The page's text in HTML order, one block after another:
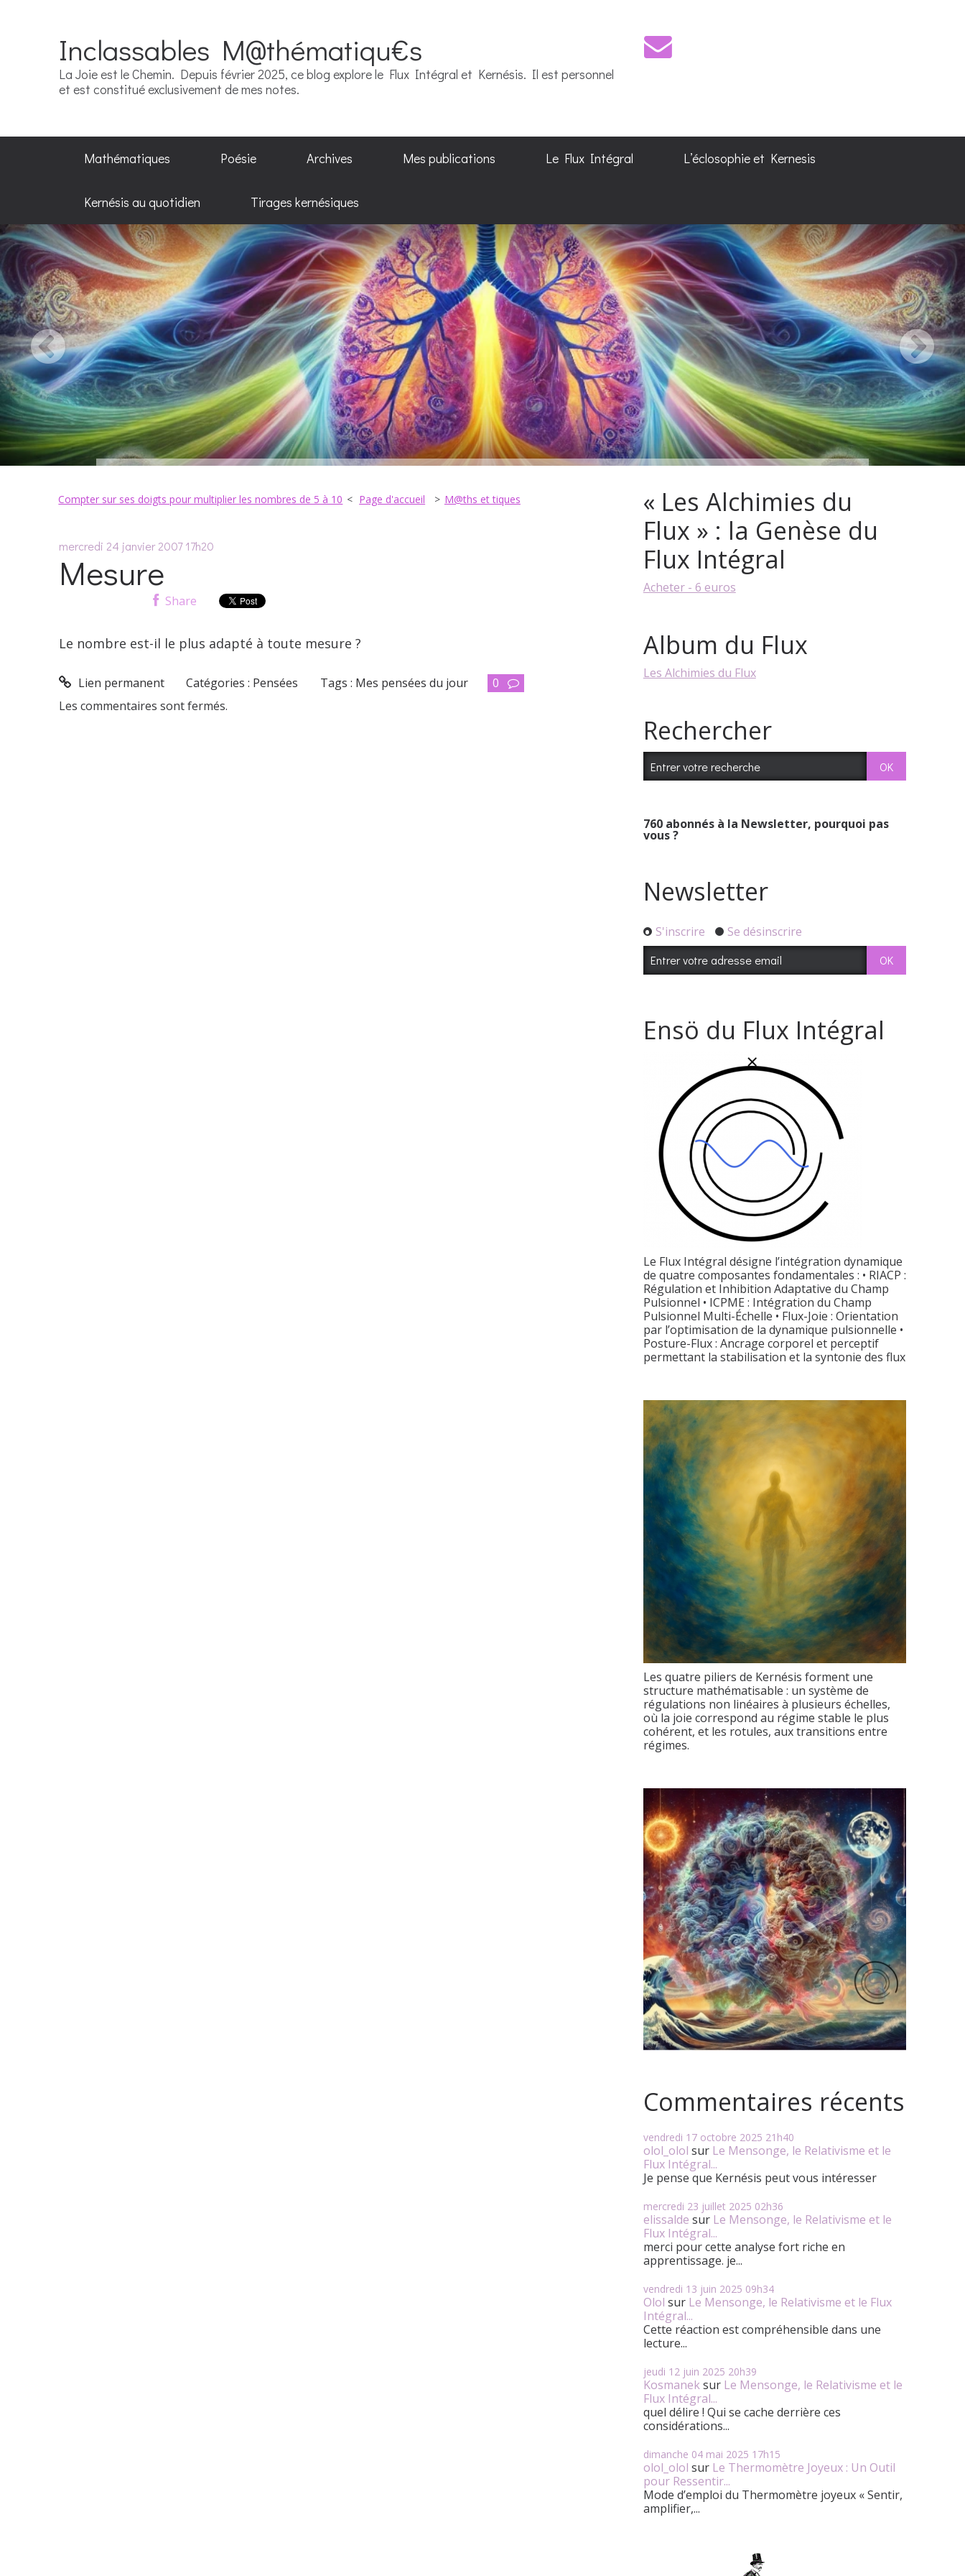
Inclassables M@thématiqu€s
La Joie est le Chemin. Depuis février 2025, ce blog explore le Flux Intégral et Kernésis. Il est personnel
et est constitué exclusivement de mes notes.
Mathématiques Poésie Archives Mes publications Le Flux Intégral L’éclosophie et Kernesis
Kernésis au quotidien Tirages kernésiques
Compter sur ses doigts pour multiplier les nombres de 5 à 10 Page d'accueil M@ths et tiques
mercredi 24 janvier 2007 17h20
Mesure
Share
Le nombre est-il le plus adapté à toute mesure ?
Lien permanent Catégories : Pensées Tags : Mes pensées du jour
0
Les commentaires sont fermés.
« Les Alchimies du
Flux » : la Genèse du
Flux Intégral
Acheter - 6 euros
Album du Flux
Les Alchimies du Flux
Rechercher
760abonnés à la Newsletter, pourquoi pas
vous ?
Newsletter
S'inscrire Se désinscrire
Ensö du Flux Intégral
Le Flux Intégral désigne l’intégration dynamique
de quatre composantes fondamentales : • RIACP :
Régulation et Inhibition Adaptative du Champ
Pulsionnel • ICPME : Intégration du Champ
Pulsionnel Multi-Échelle • Flux-Joie : Orientation
par l’optimisation de la dynamique pulsionnelle •
Posture-Flux : Ancrage corporel et perceptif
permettant la stabilisation et la syntonie des flux
Les quatre piliers de Kernésis forment une
structure mathématisable : un système de
régulations non linéaires à plusieurs échelles,
où la joie correspond au régime stable le plus
cohérent, et les rotules, aux transitions entre
régimes.
Commentaires récents
vendredi 17 octobre 2025 21h40
olol_olol sur Le Mensonge, le Relativisme et le
Flux Intégral...
Je pense que Kernésis peut vous intéresser
mercredi 23 juillet 2025 02h36
elissalde sur Le Mensonge, le Relativisme et le
Flux Intégral...
merci pour cette analyse fort riche en
apprentissage. je...
vendredi 13 juin 2025 09h34
Olol sur Le Mensonge, le Relativisme et le Flux
Intégral...
Cette réaction est compréhensible dans une
lecture...
jeudi 12 juin 2025 20h39
Kosmaneksur Le Mensonge, le Relativisme et le
Flux Intégral...
quel délire ! Qui se cache derrière ces
considérations...
dimanche 04 mai 2025 17h15
olol_olol sur Le Thermomètre Joyeux : Un Outil
pour Ressentir...
Mode d’emploi du Thermomètre joyeux « Sentir,
amplifier,...